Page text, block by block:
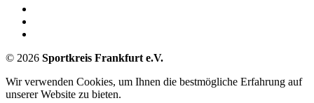
© 2026 Sportkreis Frankfurt e.V.
Wir verwenden Cookies, um Ihnen die bestmögliche Erfahrung auf
unserer Website zu bieten.